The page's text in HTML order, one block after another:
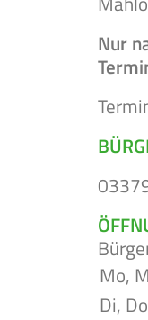
Nur
Mo,
Di, Do